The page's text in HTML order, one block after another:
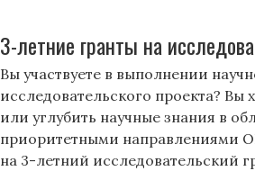
3-летние гранты на
Вы участвуете в выполнении
исследовательского проекта? Вы
или углубить научные знания в
приоритетными направлениями
на 3-летний исследовательский